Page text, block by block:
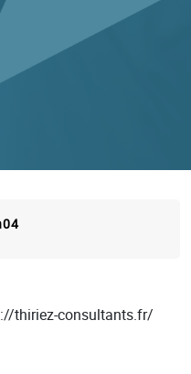
thiriez-consultants.fr/